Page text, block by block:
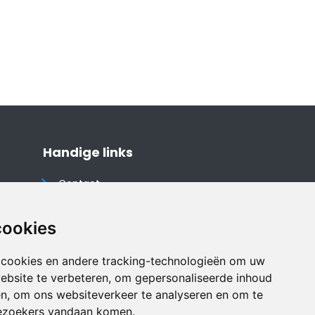
en andere tracking-technologieën om uw
te verbeteren, om gepersonaliseerde inhoud
om ons websiteverkeer te analyseren en om te
vandaan komen.
Handige links
Contact
Disclaimer
Vakantiehuis website